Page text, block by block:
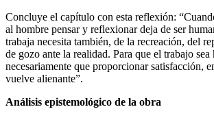
Concluye el capítulo con esta reflexión:
al hombre pensar y reflexionar deja de ser
trabaja necesita también, de la recreación, del
de gozo ante la realidad. Para que el trabajo
necesariamente que proporcionar satisfacción,
vuelve alienante”.
Análisis epistemológico de la obra